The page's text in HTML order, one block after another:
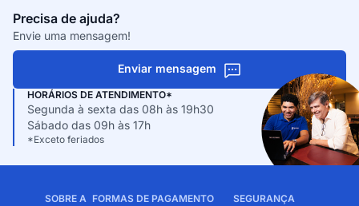
Precisa de ajuda?
Envie uma mensagem!
Enviar mensagem
HORÁRIOS DE ATENDIMENTO*
Segunda à sexta das 08h às 19h30
Sábado das 09h às 17h
*Exceto feriados
SOBRE A FORMAS DE PAGAMENTO SEGURANÇA